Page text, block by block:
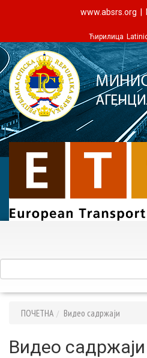
www.absrs.org
Ћирилица
ПОЧЕТНА Видео садржаји
Видео садржаји